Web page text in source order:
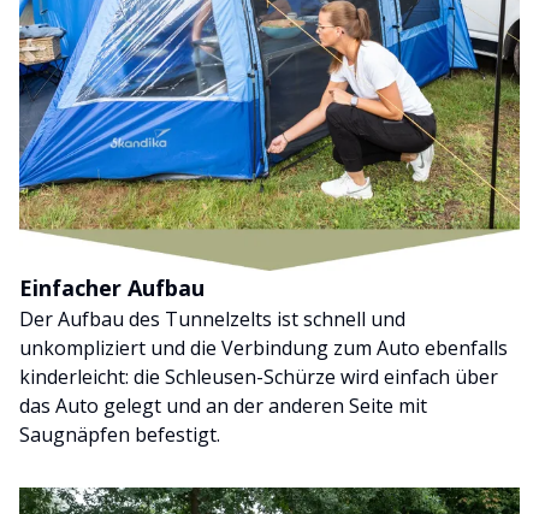
Einfacher Aufbau
Der Aufbau des Tunnelzelts ist schnell und
unkompliziert und die Verbindung zum Auto ebenfalls
kinderleicht: die Schleusen-Schürze wird einfach über
das Auto gelegt und an der anderen Seite mit
Saugnäpfen befestigt.